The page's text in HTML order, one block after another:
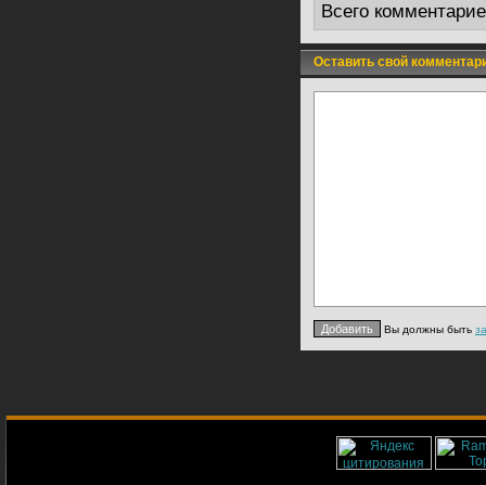
Всего
Оставить свой
Вы должны быть